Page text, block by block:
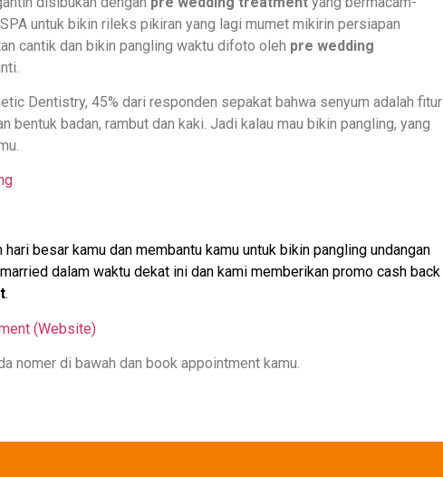
untuk bikin rileks pikiran yang lagi mumet mikirin persiapan
cantik dan bikin pangling waktu difoto oleh pre wedding
Dentistry, 45% dari responden sepakat bahwa senyum adalah fitur
bentuk badan, rambut dan kaki. Jadi kalau mau bikin pangling, yang
besar kamu dan membantu kamu untuk bikin pangling undangan
dalam waktu dekat ini dan kami memberikan promo cash back
.
nomer di bawah dan book appointment kamu.